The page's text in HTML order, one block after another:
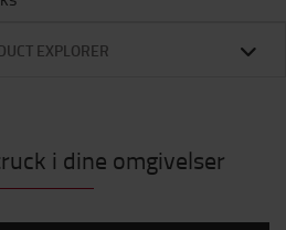
EXPLORER
i dine omgivelser